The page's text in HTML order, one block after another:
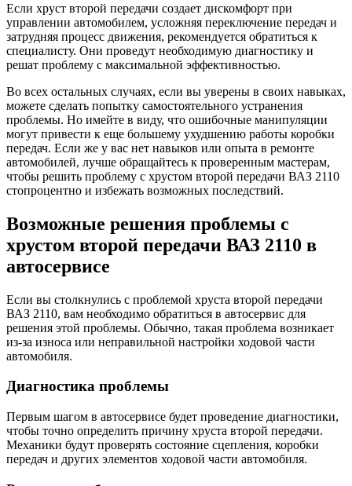
Если хруст второй передачи создает дискомфорт при
управлении автомобилем, усложняя переключение передач и
затрудняя процесс движения, рекомендуется обратиться к
специалисту. Они проведут необходимую диагностику и
решат проблему с максимальной эффективностью.
Во всех остальных случаях, если вы уверены в своих навыках,
можете сделать попытку самостоятельного устранения
проблемы. Но имейте в виду, что ошибочные манипуляции
могут привести к еще большему ухудшению работы коробки
передач. Если же у вас нет навыков или опыта в ремонте
автомобилей, лучше обращайтесь к проверенным мастерам,
чтобы решить проблему с хрустом второй передачи ВАЗ 2110
стопроцентно и избежать возможных последствий.
Возможные решения проблемы с
хрустом второй передачи ВАЗ 2110 в
автосервисе
Если вы столкнулись с проблемой хруста второй передачи
ВАЗ 2110, вам необходимо обратиться в автосервис для
решения этой проблемы. Обычно, такая проблема возникает
из-за износа или неправильной настройки ходовой части
автомобиля.
Диагностика проблемы
Первым шагом в автосервисе будет проведение диагностики,
чтобы точно определить причину хруста второй передачи.
Механики будут проверять состояние сцепления, коробки
передач и других элементов ходовой части автомобиля.